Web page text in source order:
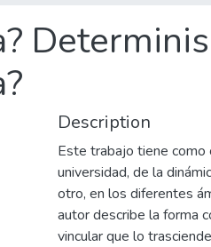
Description
Este trabajo tiene como
universidad, de la
otro, en los diferentes
autor describe la forma
vincular que lo